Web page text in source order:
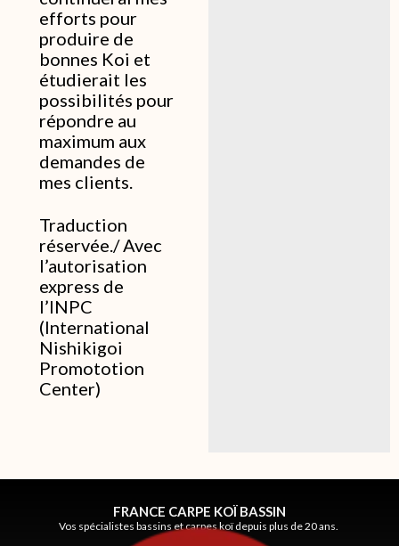
efforts pour
produire de
bonnes Koi et
étudierait les
possibilités pour
répondre au
maximum aux
demandes de
mes clients.
Traduction
réservée./ Avec
l’autorisation
express de
l’INPC
(International
Nishikigoi
Promototion
Center)
FRANCE CARPE KOÏ BASSIN
Vos spécialistes bassins et carpes koï depuis plus de 20 ans.